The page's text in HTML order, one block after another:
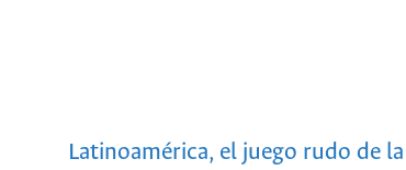
Latinoamérica, el juego rudo de